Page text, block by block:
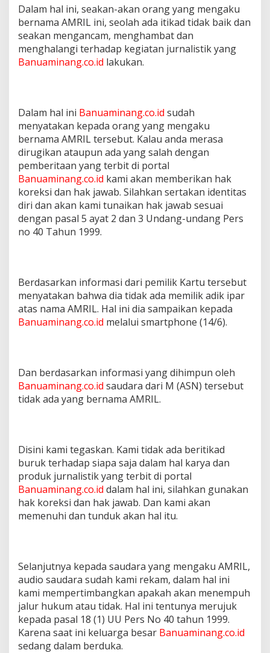
Dalam hal ini, seakan-akan orang yang mengaku
bernama AMRIL ini, seolah ada itikad tidak baik dan
seakan mengancam, menghambat dan
menghalangi terhadap kegiatan jurnalistik yang
Banuaminang.co.id lakukan.
Dalam hal ini Banuaminang.co.id sudah
menyatakan kepada orang yang mengaku
bernama AMRIL tersebut. Kalau anda merasa
dirugikan ataupun ada yang salah dengan
pemberitaan yang terbit di portal
Banuaminang.co.id kami akan memberikan hak
koreksi dan hak jawab. Silahkan sertakan identitas
diri dan akan kami tunaikan hak jawab sesuai
dengan pasal 5 ayat 2 dan 3 Undang-undang Pers
no 40 Tahun 1999.
Berdasarkan informasi dari pemilik Kartu tersebut
menyatakan bahwa dia tidak ada memilik adik ipar
atas nama AMRIL. Hal ini dia sampaikan kepada
Banuaminang.co.id melalui smartphone (14/6).
Dan berdasarkan informasi yang dihimpun oleh
Banuaminang.co.id saudara dari M (ASN) tersebut
tidak ada yang bernama AMRIL.
Disini kami tegaskan. Kami tidak ada beritikad
buruk terhadap siapa saja dalam hal karya dan
produk jurnalistik yang terbit di portal
Banuaminang.co.id dalam hal ini, silahkan gunakan
hak koreksi dan hak jawab. Dan kami akan
memenuhi dan tunduk akan hal itu.
Selanjutnya kepada saudara yang mengaku AMRIL,
audio saudara sudah kami rekam, dalam hal ini
kami mempertimbangkan apakah akan menempuh
jalur hukum atau tidak. Hal ini tentunya merujuk
kepada pasal 18 (1) UU Pers No 40 tahun 1999.
Karena saat ini keluarga besar Banuaminang.co.id
sedang dalam berduka.